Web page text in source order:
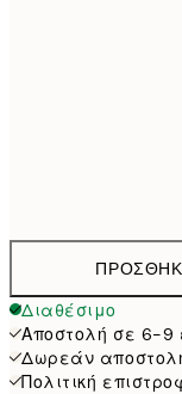
Διαθέσιμο
Αποστολή σε 6-9
Δωρεάν
Πολιτική